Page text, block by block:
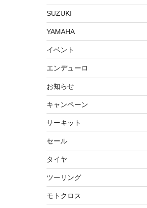
SUZUKI
YAMAHA
イベント
エンデューロ
お知らせ
キャンペーン
サーキット
セール
タイヤ
ツーリング
モトクロス